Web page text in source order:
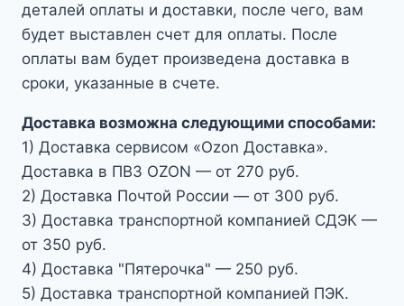
деталей оплаты и доставки, после чего, вам
будет выставлен счет для оплаты. После
оплаты вам будет произведена доставка в
сроки, указанные в счете.
Доставка возможна следующими способами:
1) Доставка сервисом «Ozon Доставка».
Доставка в ПВЗ OZON — от 270 руб.
2) Доставка Почтой России — от 300 руб.
3) Доставка транспортной компанией СДЭК —
от 350 руб.
4) Доставка "Пятерочка" — 250 руб.
5) Доставка транспортной компанией ПЭК.